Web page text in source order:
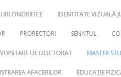
ONORIFICE IDENTITATE VIZUALĂ
PRORECTORI SENATUL
DE DOCTORAT MASTER
AFACERILOR EDUCAŢIE